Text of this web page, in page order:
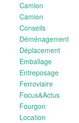
Camion
Camion
Conseils
Déménagement
Déplacement
Emballage
Entreposage
Ferroviaire
Focus&Actus
Fourgon
Location